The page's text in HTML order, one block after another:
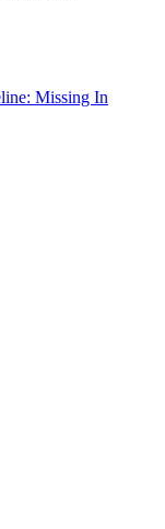
Missing In